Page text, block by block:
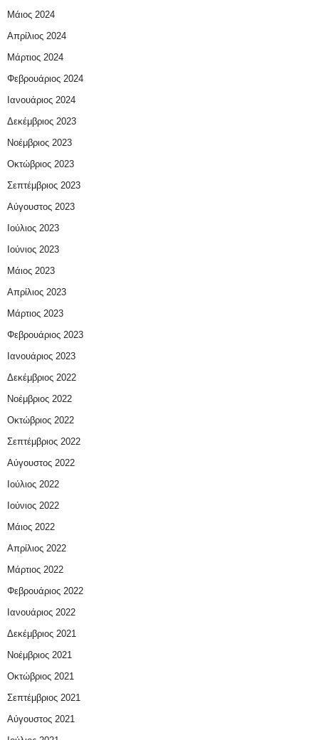
Μάιος 2024
Απρίλιος 2024
Μάρτιος 2024
Φεβρουάριος 2024
Ιανουάριος 2024
Δεκέμβριος 2023
Νοέμβριος 2023
Οκτώβριος 2023
Σεπτέμβριος 2023
Αύγουστος 2023
Ιούλιος 2023
Ιούνιος 2023
Μάιος 2023
Απρίλιος 2023
Μάρτιος 2023
Φεβρουάριος 2023
Ιανουάριος 2023
Δεκέμβριος 2022
Νοέμβριος 2022
Οκτώβριος 2022
Σεπτέμβριος 2022
Αύγουστος 2022
Ιούλιος 2022
Ιούνιος 2022
Μάιος 2022
Απρίλιος 2022
Μάρτιος 2022
Φεβρουάριος 2022
Ιανουάριος 2022
Δεκέμβριος 2021
Νοέμβριος 2021
Οκτώβριος 2021
Σεπτέμβριος 2021
Αύγουστος 2021